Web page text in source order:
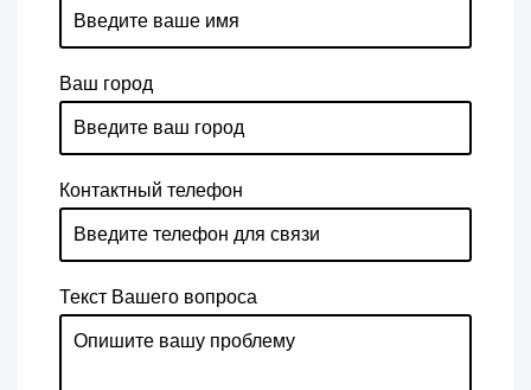
Ваш город
Контактный телефон
Текст Вашего вопроса